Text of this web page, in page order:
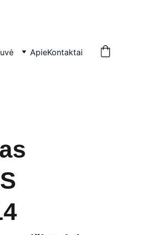
ApieKontaktai